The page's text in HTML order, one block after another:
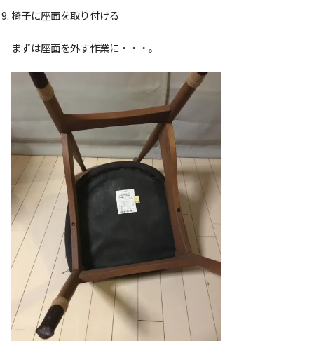
椅子に座面を取り付ける
まずは座面を外す作業に・・・。